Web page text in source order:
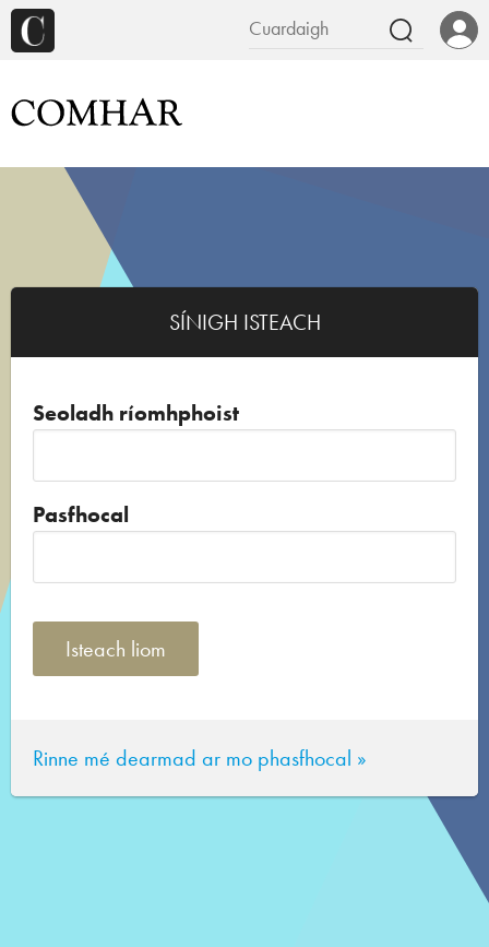
SÍNIGH ISTEACH
Seoladh ríomhphoist
Pasfhocal
Rinne mé dearmad ar mo phasfhocal »